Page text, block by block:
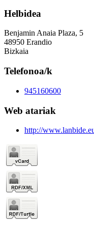
Helbidea
Benjamin Anaia Plaza, 5
48950 Erandio
Bizkaia
Telefonoa/k
945160600
Web atariak
http://